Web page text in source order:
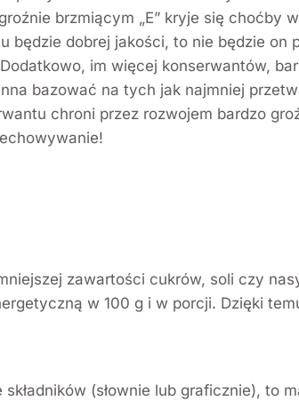
brzmiącym „E” kryje się choćby
dobrej jakości, to nie będzie on
im więcej konserwantów,
bazować na tych jak najmniej
chroni przez rozwojem bardzo
zawartości cukrów, soli czy
w 100 g i w porcji. Dzięki
(słownie lub graficznie), to